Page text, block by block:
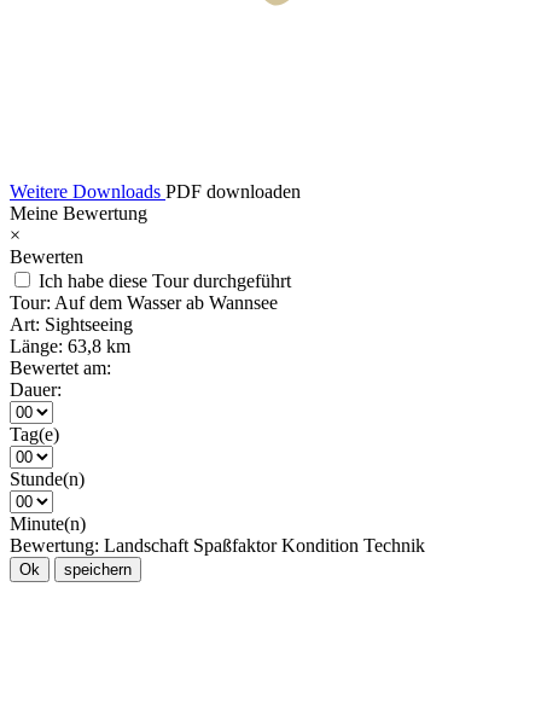
Weitere Downloads PDF downloaden
Meine Bewertung
×
Bewerten
Ich habe diese Tour durchgeführt
Tour: Auf dem Wasser ab Wannsee
Art: Sightseeing
Länge: 63,8 km
Bewertet am:
Dauer:
Tag(e)
Stunde(n)
Minute(n)
Bewertung: Landschaft Spaßfaktor Kondition Technik
Ok speichern